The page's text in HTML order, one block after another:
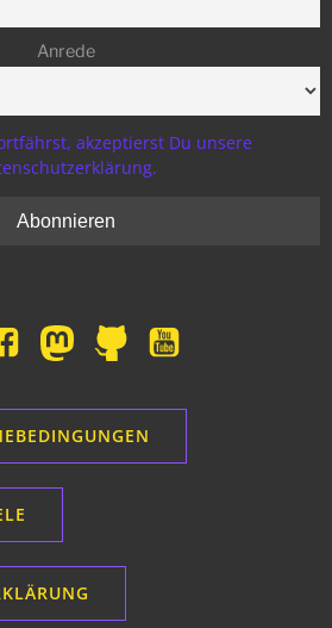
Anrede
akzeptierst Du unsere